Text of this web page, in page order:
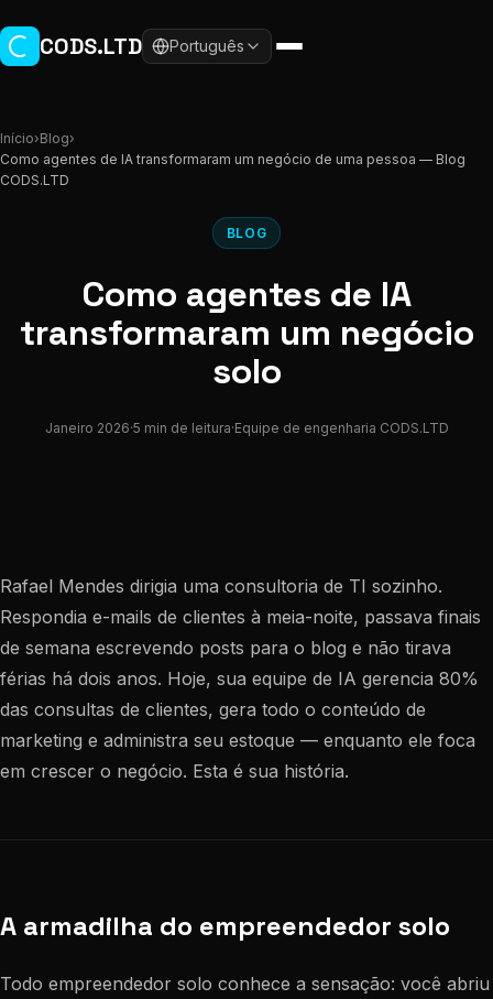
CODS.LTD Português
Início›Blog›
Como agentes de IA transformaram um negócio de uma pessoa — Blog
CODS.LTD
BLOG
Como agentes de IA
transformaram um negócio
solo
Janeiro 2026·5 min de leitura·Equipe de engenharia CODS.LTD
Rafael Mendes dirigia uma consultoria de TI sozinho.
Respondia e-mails de clientes à meia-noite, passava finais
de semana escrevendo posts para o blog e não tirava
férias há dois anos. Hoje, sua equipe de IA gerencia 80%
das consultas de clientes, gera todo o conteúdo de
marketing e administra seu estoque — enquanto ele foca
em crescer o negócio. Esta é sua história.
A armadilha do empreendedor solo
Todo empreendedor solo conhece a sensação: você abriu